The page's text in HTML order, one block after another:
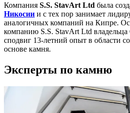
Компания S.S. StavArt Ltd была
Никосии и с тех пор занимает
аналогичных компаний на Кипре.
компанию S.S. StavArt Ltd владельца
сподвиг 13-летний опыт в области
основе камня.
Эксперты по камню